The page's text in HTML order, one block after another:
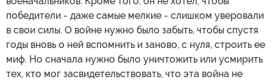
победители - даже самые мелкие - слишком уверовали
в свои силы. О войне нужно было забыть, чтобы спустя
годы вновь о ней вспомнить и заново, с нуля, строить ее
миф. Но сначала нужно было уничтожить или усмирить
тех, кто мог засвидетельствовать, что эта война не